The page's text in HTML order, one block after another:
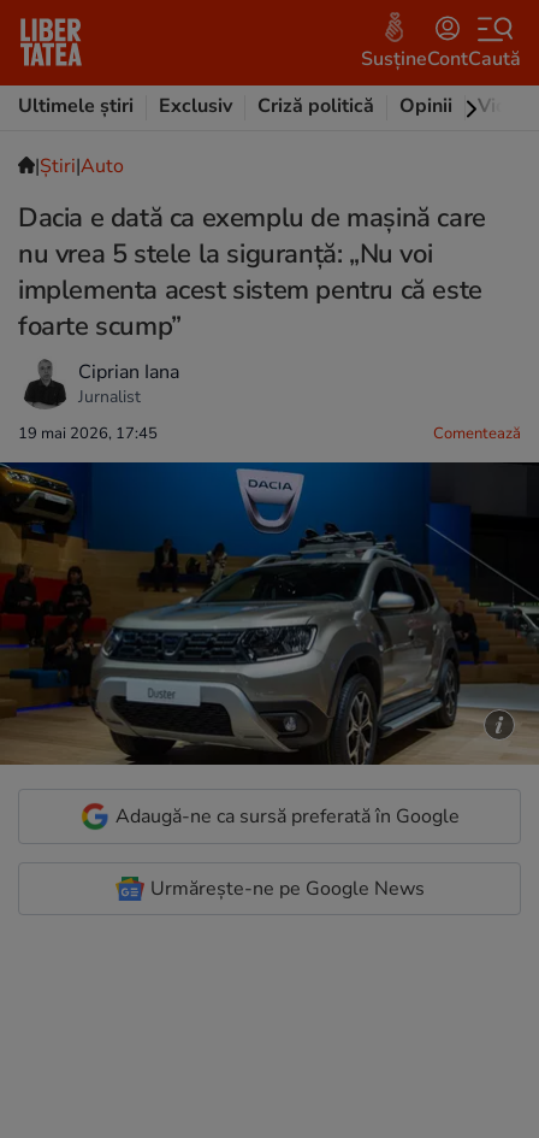
SusțineContCaută
Ultimele știri
Exclusiv Criză politică Opinii Video
|Ştiri|Auto
Dacia e dată ca exemplu de mașină care
nu vrea 5 stele la siguranță: „Nu voi
implementa acest sistem pentru că este
foarte scump”
Ciprian Iana
Jurnalist
19 mai 2026, 17:45 Comentează
Adaugă-ne ca sursă preferată în Google
Urmărește-ne pe Google News